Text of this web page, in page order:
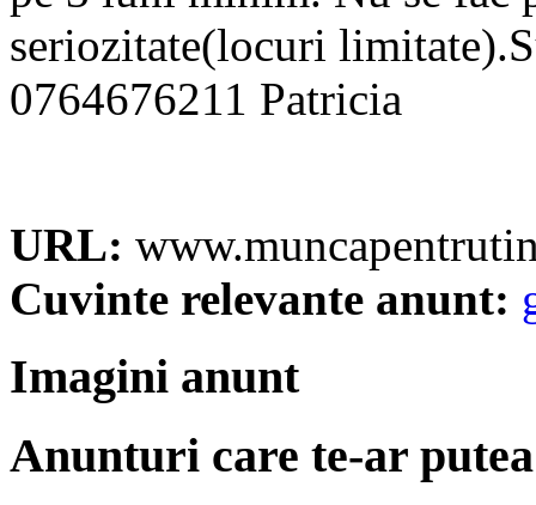
seriozitate(locuri
0764676211 Patricia
URL:
Cuvinte relevante anunt:
Imagini anunt
Anunturi care te-ar